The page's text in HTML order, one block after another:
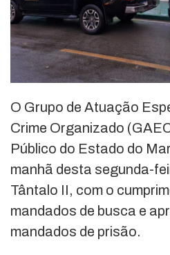
O Grupo de Atuação
Crime Organizado
Público do Estado do
manhã desta segunda-
Tântalo II, com o
mandados de busca e
mandados de prisão.